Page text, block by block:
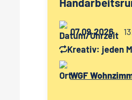
07.09.2026
Kreativ: jeden
WGF